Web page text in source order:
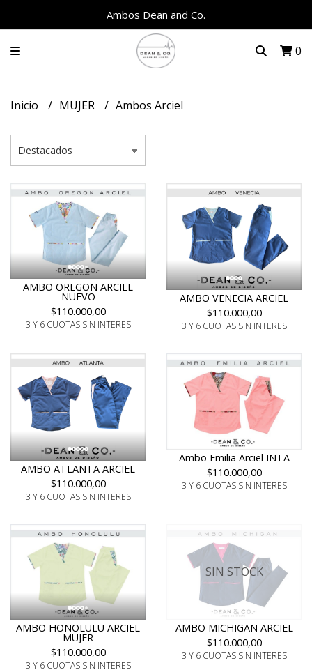
Ambos Dean and Co.
0
Inicio MUJER Ambos Arciel
AMBO OREGON ARCIEL
NUEVO
$110.000,00
3 Y 6 CUOTAS SIN INTERES
AMBO VENECIA ARCIEL
$110.000,00
3 Y 6 CUOTAS SIN INTERES
AMBO ATLANTA ARCIEL
$110.000,00
3 Y 6 CUOTAS SIN INTERES
Ambo Emilia Arciel INTA
$110.000,00
3 Y 6 CUOTAS SIN INTERES
AMBO HONOLULU ARCIEL
MUJER
$110.000,00
3 Y 6 CUOTAS SIN INTERES
SIN STOCK
AMBO MICHIGAN ARCIEL
$110.000,00
3 Y 6 CUOTAS SIN INTERES